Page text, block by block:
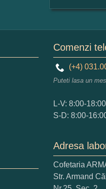
Numele
Ce nota
1 2
Comenzi
(+4)
Puteti lasa un
L-V: 8:00-18:00
S-D: 8:00-
Adresa
Cofetaria
Str. Armand